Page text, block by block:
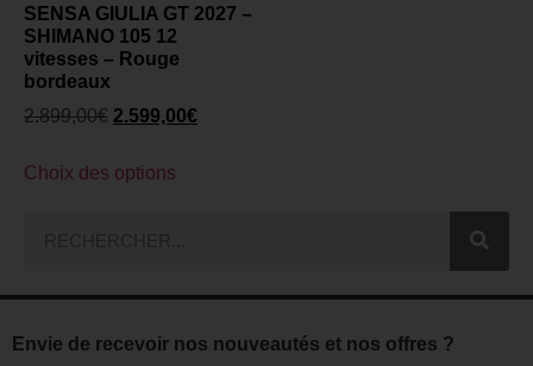
SENSA GIULIA GT 2027 –
SHIMANO 105 12
vitesses – Rouge
bordeaux
2.899,00€ 2.599,00€
Choix des options
Envie de recevoir nos nouveautés et nos offres ?